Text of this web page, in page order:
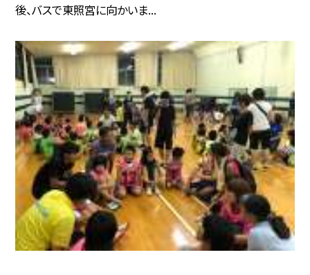
後、バスで東照宮に向かいま...